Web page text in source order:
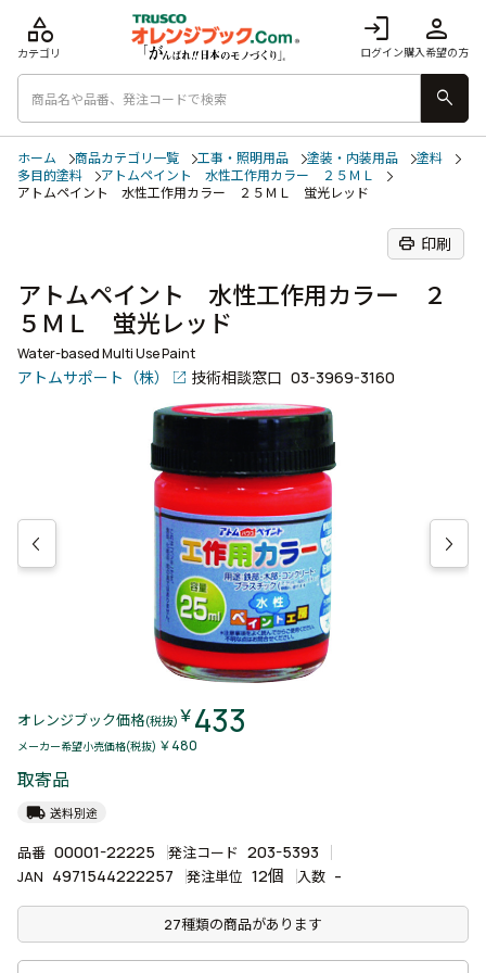
login
ログイン
person
購入希望の方
category
カテゴリ
search
ホーム 商品カテゴリ一覧 工事・照明用品 塗装・内装用品
塗料
多目的塗料
アトムペイント 水性工作用カラー ２５ＭＬ
アトムペイント 水性工作用カラー ２５ＭＬ 蛍光レッド
print 印刷
アトムペイント 水性工作用カラー ２
５ＭＬ 蛍光レッド
Water-based Multi Use Paint
アトムサポート（株） 技術相談窓口 03-3969-3160
オレンジブック価格(税抜) ￥433
メーカー希望小売価格(税抜) ￥480
取寄品
local_shipping 送料別途
品番 00001-22225 発注コード 203-5393
JAN 4971544222257 発注単位 12個 入数 -
27種類の商品があります